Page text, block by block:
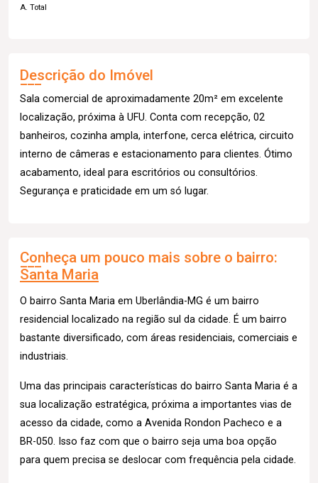
A. Total
Descrição do Imóvel
Sala comercial de aproximadamente 20m² em excelente
localização, próxima à UFU. Conta com recepção, 02
banheiros, cozinha ampla, interfone, cerca elétrica, circuito
interno de câmeras e estacionamento para clientes. Ótimo
acabamento, ideal para escritórios ou consultórios.
Segurança e praticidade em um só lugar.
Conheça um pouco mais sobre o bairro:
Santa Maria
O bairro Santa Maria em Uberlândia-MG é um bairro
residencial localizado na região sul da cidade. É um bairro
bastante diversificado, com áreas residenciais, comerciais e
industriais.
Uma das principais características do bairro Santa Maria é a
sua localização estratégica, próxima a importantes vias de
acesso da cidade, como a Avenida Rondon Pacheco e a
BR-050. Isso faz com que o bairro seja uma boa opção
para quem precisa se deslocar com frequência pela cidade.